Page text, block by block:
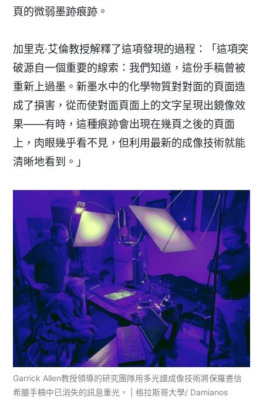
頁的微弱墨跡痕跡。
加里克·艾倫教授解釋了這項發現的過程：「這項突
破源自一個重要的線索：我們知道，這份手稿曾被
重新上過墨。新墨水中的化學物質對對面的頁面造
成了損害，從而使對面頁面上的文字呈現出鏡像效
果——有時，這種痕跡會出現在幾頁之後的頁面
上，肉眼幾乎看不見，但利用最新的成像技術就能
清晰地看到。」
Garrick Allen教授領導的研究團隊用多光譜成像技術將保羅書信
希臘手稿中已消失的訊息重光。 | 格拉斯哥大學/ Damianos